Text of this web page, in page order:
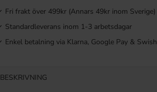
Fri frakt över 499kr (Annars 49kr inom Sverige)
Standardleverans inom 1-3 arbetsdagar
Enkel betalning via Klarna, Google Pay & Swish
BESKRIVNING